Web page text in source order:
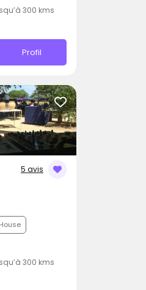
300 kms
Profil
5 avis
House
300 kms